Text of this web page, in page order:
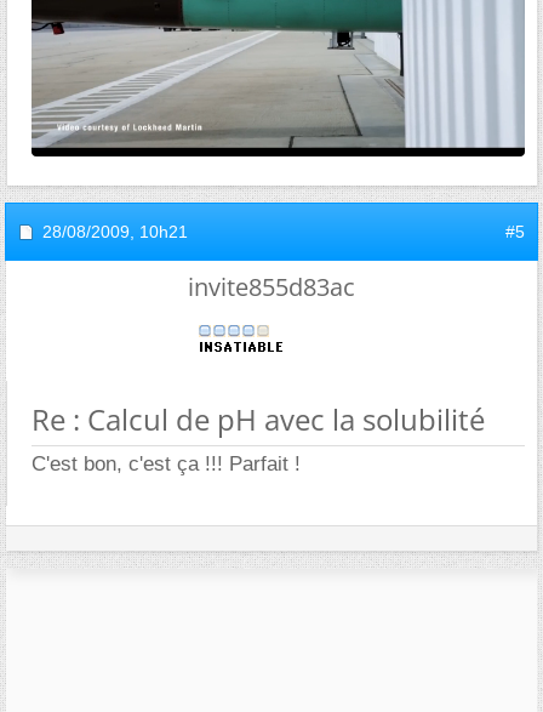
28/08/2009, 10h21 #5
invite855d83ac
Re : Calcul de pH avec la solubilité
C'est bon, c'est ça !!! Parfait !